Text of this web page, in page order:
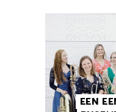
EEN